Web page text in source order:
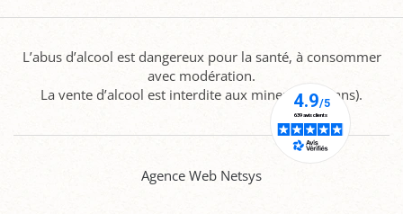
L’abus d’alcool est dangereux pour la santé, à consommer
avec modération.
La vente d’alcool est interdite aux mineurs (-18 ans).
Agence Web Netsys